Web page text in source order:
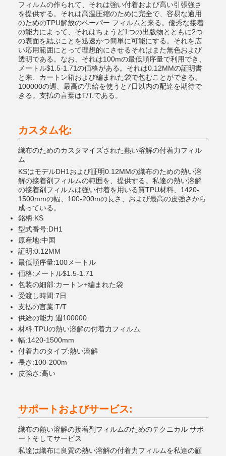
フィルムの作られて、それは強い付着および高い引張強さ
を提供する。それは高温圧縮のために完全で、容易な適用
のためのTPU解放のペーパー フィルムと来る。優秀な接着
の能力によって、それはちょうど1つの出版物とともに2つ
の表面を結ぶことを迅速かつ簡単に可能にする。それを広
い応用範囲にとって理想的にさせるそれはまた無色および
透明である。なお、それは100mの最低順序量で利用でき、
メートル$1.5-1.71の価格がある。それは0.12MMの証明書
と来、カートン箱および編まれた袋で包むことができる。
100000の週、最高の供給を使うと7日以内の配達を期待で
きる。支払の言葉はT/T.である。
カスタム化:
織布のためのカスタマイズされた熱い溶解の付着力フィル
ム
KSはモデルDH1および証明0.12MMの織布のための熱い溶
解の接着剤フィルムの範囲を、提供する。私達の熱い溶解
の接着剤フィルムは強い付着を用いる質TPU材料、1420-
1500mmの幅、100-200mの長さ、および最高の皮強さから
成っている。
銘柄:KS
型式番号:DH1
原産地:中国
証明:0.12MM
最低順序量:100メートル
価格:メートル$1.5-1.71
包装の細部:カートン+編まれた袋
受渡し時間:7日
支払の言葉:T/T
供給の能力:週100000
材料:TPUの熱い溶解の付着力フィルム
幅:1420-1500mm
付着力のタイプ:熱い溶解
長さ:100-200m
皮強さ:高い
サポートおよびサービス:
織布の熱い溶解の接着剤フィルムのためのテクニカル サポ
ートそしてサービス
私達は織布に良質の熱い溶解の付着力フィルムを私達の顧